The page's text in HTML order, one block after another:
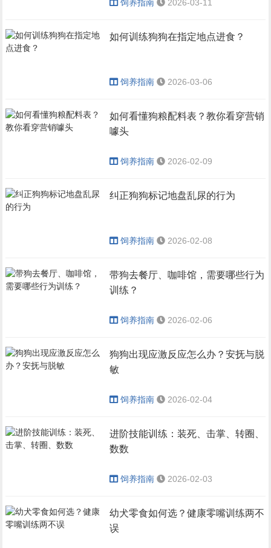
饲养指南 2026-03-11
如何训练狗狗在指定地点进食？
饲养指南 2026-03-06
如何看懂狗粮配料表？教你看穿营销
噱头
饲养指南 2026-02-09
纠正狗狗标记地盘乱尿的行为
饲养指南 2026-02-08
带狗去餐厅、咖啡馆，需要哪些行为
训练？
饲养指南 2026-02-06
狗狗出现应激反应怎么办？安抚与脱
敏
饲养指南 2026-02-04
进阶技能训练：装死、击掌、转圈、
数数
饲养指南 2026-02-03
幼犬零食如何选？健康零嘴训练两不
误